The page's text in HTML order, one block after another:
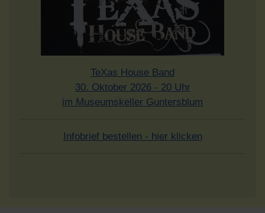
TeXas House Band
30. Oktober 2026 - 20 Uhr
im Museumskeller Guntersblum
Infobrief bestellen - hier klicken